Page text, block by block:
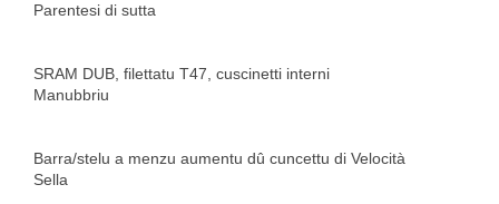
Parentesi di sutta
SRAM DUB, filettatu T47, cuscinetti interni
Manubbriu
Barra/stelu a menzu aumentu dû cuncettu di Velocità
Sella